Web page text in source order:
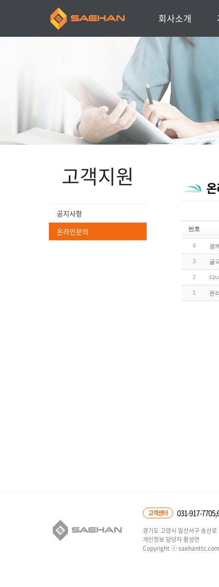
회사소개
회사소개
주요연혁
찾아오시는 길
주요거래처
고객지원
공지사항
온라인문의
번호
4 광
3 굴
2 다
1 온
고객센터 031-917-
경기도 고양시 일산서구 송산
개인정보 담당자 황성연
Copyright ⓒ